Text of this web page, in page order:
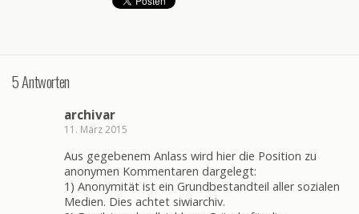
5 Antworten
archivar
11. März 2015
Aus gegebenem Anlass wird hier die Position zu
anonymen Kommentaren dargelegt:
1) Anonymität ist ein Grundbestandteil aller sozialen
Medien. Dies achtet siwiarchiv.